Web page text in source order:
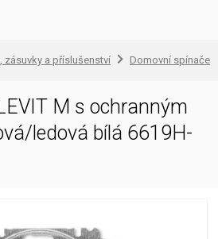
zásuvky a příslušenství Domovní spínače
M s ochranným
ledová bílá 6619H-